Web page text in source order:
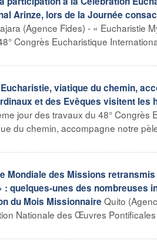
Arinze, lors de la Journée
(Agence Fides) - « Eucharistie
Congrès Eucharistique
viatique du chemin,
et des Evêques visitent les
jour des travaux du 48° Congrès
du chemin, accompagne notre
Mondiale des Missions
quelques-unes des nombreuses
du Mois Missionnaire Quito
Nationale des Œuvres Pontificales